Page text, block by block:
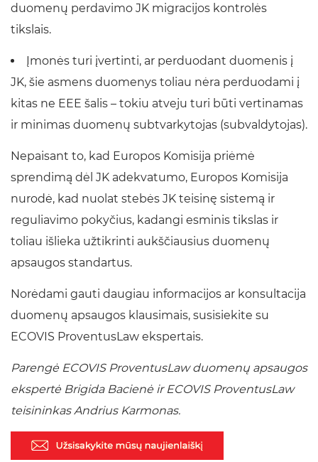
duomenų perdavimo JK migracijos kontrolės
tikslais.
Įmonės turi įvertinti, ar perduodant duomenis į
JK, šie asmens duomenys toliau nėra perduodami į
kitas ne EEE šalis – tokiu atveju turi būti vertinamas
ir minimas duomenų subtvarkytojas (subvaldytojas).
Nepaisant to, kad Europos Komisija priėmė
sprendimą dėl JK adekvatumo, Europos Komisija
nurodė, kad nuolat stebės JK teisinę sistemą ir
reguliavimo pokyčius, kadangi esminis tikslas ir
toliau išlieka užtikrinti aukščiausius duomenų
apsaugos standartus.
Norėdami gauti daugiau informacijos ar konsultacija
duomenų apsaugos klausimais, susisiekite su
ECOVIS ProventusLaw ekspertais.
Parengė ECOVIS ProventusLaw duomenų apsaugos
ekspertė Brigida Bacienė ir ECOVIS ProventusLaw
teisininkas Andrius Karmonas.